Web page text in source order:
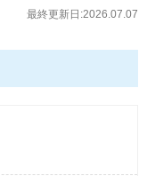
最終更新日:2026.07.07